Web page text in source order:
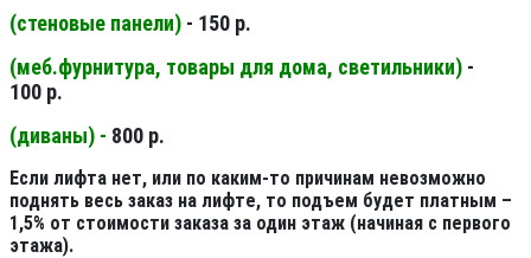
(стеновые панели) - 150 р.
(меб.фурнитура, товары для дома, светильники) -
100 р.
(диваны) - 800 р.
Если лифта нет, или по каким-то причинам невозможно
поднять весь заказ на лифте, то подъем будет платным –
1,5% от стоимости заказа за один этаж (начиная с первого
этажа).